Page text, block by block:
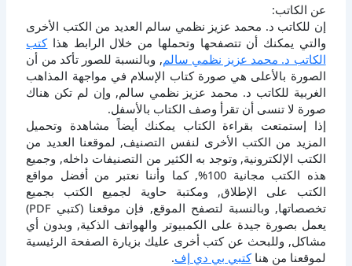
عن الكاتب:
إن للكاتب د. محمد عزيز نظمي سالم العديد من الكتب الأخرى
والتي يمكنك أن تتصفحها وتحملها من خلال الرابط هذاكتب
الكاتب د. محمد عزيز نظمي سالم, وبالنسبة للصور تأكد من أن
الصورة بالأعلى هي صورة كتاب الإسلام في مواجهة المذاهب
الغربية للكاتب د. محمد عزيز نظمي سالم, وإن لم تكن هناك
صورة لا تنسى أن تقرأ وصف الكتاب بالأسفل.
إذا إستمتعت بقراءة الكتاب يمكنك أيضاً مشاهدة وتحميل
المزيد من الكتب الأخرى لنفس التصنيف, لموقعنا العديد من
الكتب الإلكترونية, وتوجد به الكثير من التصنيفات داخله, وجميع
هذه الكتب مجانية 100%, كما وأننا نعتبر من أفضل مواقع
الكتب على الإطلاق, ومكتبة حاوية لجميع الكتب بجميع
تخصصاتها, وبالنسبة لتصفح الموقع, فإن موقعنا (كتبي PDF)
يعمل بصورة جيدة على الكمبيوتر والهواتف الذكية, وبدون أي
مشاكل, وللبحث عن كتب أخرى عليك بزيارة الصفحة الرئيسية
لموقعنا من هناكتبي بي دي إف.